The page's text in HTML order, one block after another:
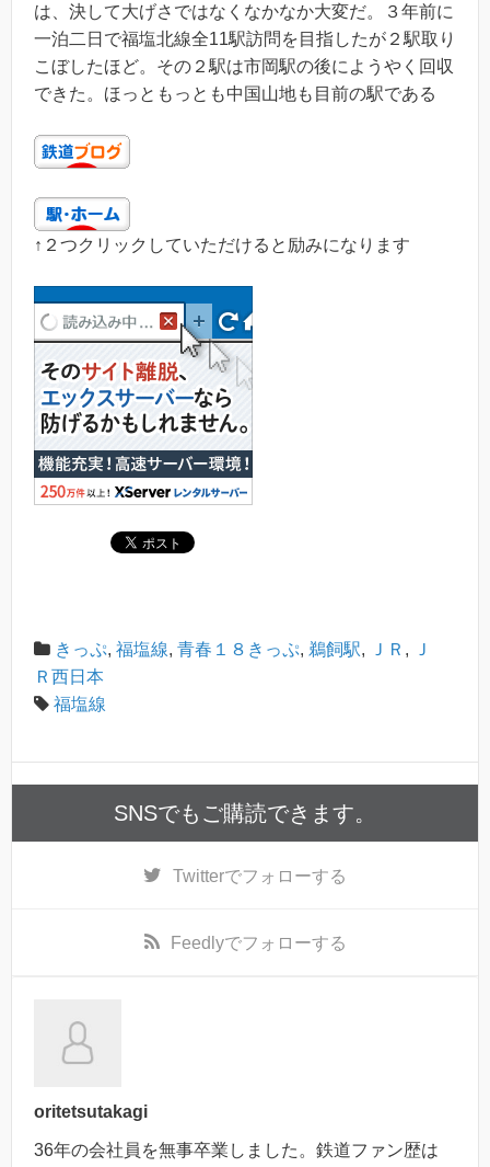
は、決して大げさではなくなかなか大変だ。３年前に
一泊二日で福塩北線全11駅訪問を目指したが２駅取り
こぼしたほど。その２駅は市岡駅の後にようやく回収
できた。ほっともっとも中国山地も目前の駅である
↑２つクリックしていただけると励みになります
きっぷ, 福塩線, 青春１８きっぷ, 鵜飼駅, ＪＲ , Ｊ
Ｒ西日本
福塩線
SNSでもご購読できます。
Twitterでフォローする
Feedlyでフォローする
oritetsutakagi
36年の会社員を無事卒業しました。鉄道ファン歴は